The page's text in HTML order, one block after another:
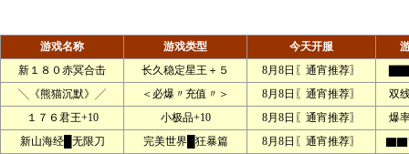
游戏名称 游戏类型 今天开服
新１８０赤冥合击
长久稳定星王＋５ 8月8日〖通宵推荐〗
╲《熊猫沉默》╱
＜必爆〃充值〃＞ 8月8日〖通宵推荐〗
双
１７６君王+10
小极品+10 8月8日〖通宵推荐〗
爆
新山海经█无限刀
完美世界█狂暴篇 8月8日〖通宵推荐〗